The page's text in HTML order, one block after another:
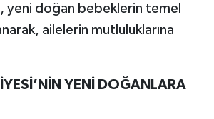
yeni doğan bebeklerin temel
ailelerin mutluluklarına
YENİ DOĞANLARA